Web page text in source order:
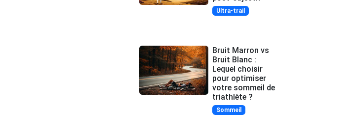
Ultra-trail
Bruit Marron vs
Bruit Blanc :
Lequel choisir
pour optimiser
votre sommeil de
triathlète ?
Sommeil